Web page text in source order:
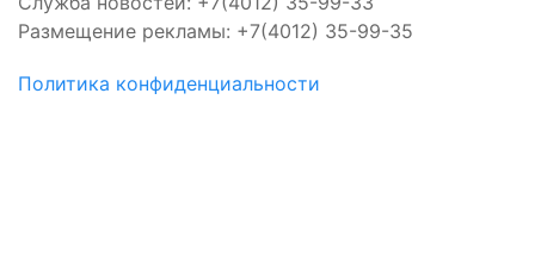
Размещение рекламы: +7(4012) 35-99-35
Политика конфиденциальности